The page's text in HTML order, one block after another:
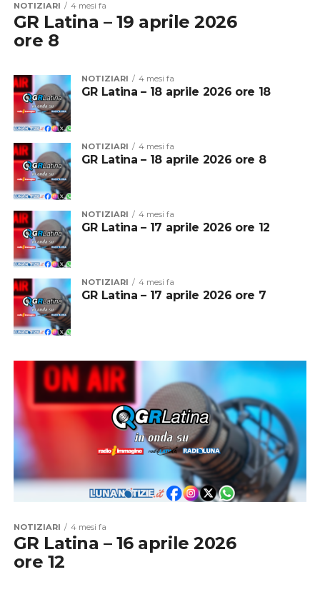
NOTIZIARI 4 mesi fa
GR Latina – 19 aprile 2026
ore 8
NOTIZIARI 4 mesi fa
GR Latina – 18 aprile 2026 ore 18
NOTIZIARI 4 mesi fa
GR Latina – 18 aprile 2026 ore 8
NOTIZIARI 4 mesi fa
GR Latina – 17 aprile 2026 ore 12
NOTIZIARI 4 mesi fa
GR Latina – 17 aprile 2026 ore 7
NOTIZIARI 4 mesi fa
GR Latina – 16 aprile 2026
ore 12